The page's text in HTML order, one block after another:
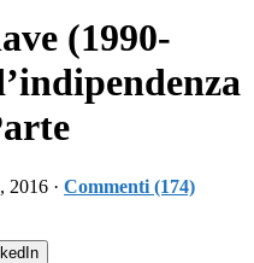
(1990-
2016 · Commenti (174)